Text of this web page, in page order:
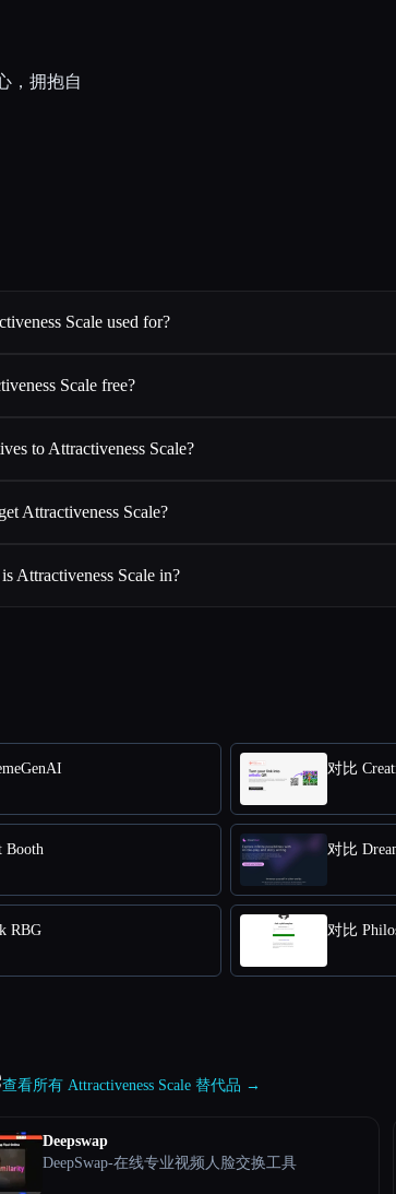
，拥抱自
Scale used for?
Scale free?
to Attractiveness Scale?
Attractiveness Scale?
Attractiveness Scale in?
对比
Booth
RBG 对比
查看所有 Attractiveness Scale 替代品 →
Deepswap
DeepSwap-在线专业视频人脸交换工具